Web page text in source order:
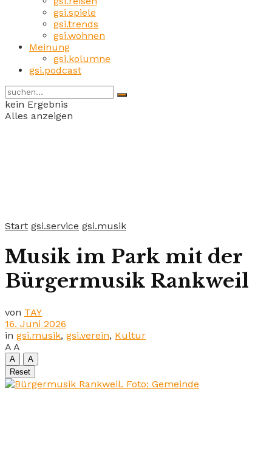
gsi.spiele
gsi.trends
gsi.wohnen
Meinung
gsi.kolumne
gsi.podcast
kein Ergebnis
Alles anzeigen
Start gsi.service gsi.musik
Musik im Park mit der
Bürgermusik Rankweil
von TAY
16. Juni 2026
in gsi.musik, gsi.verein, Kultur
A A
A
A
Reset